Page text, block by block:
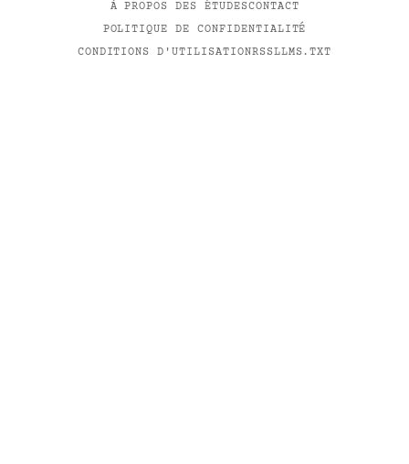
À PROPOS DES ÉTUDESCONTACT
POLITIQUE DE CONFIDENTIALITÉ
CONDITIONS D'UTILISATIONRSSLLMS.TXT